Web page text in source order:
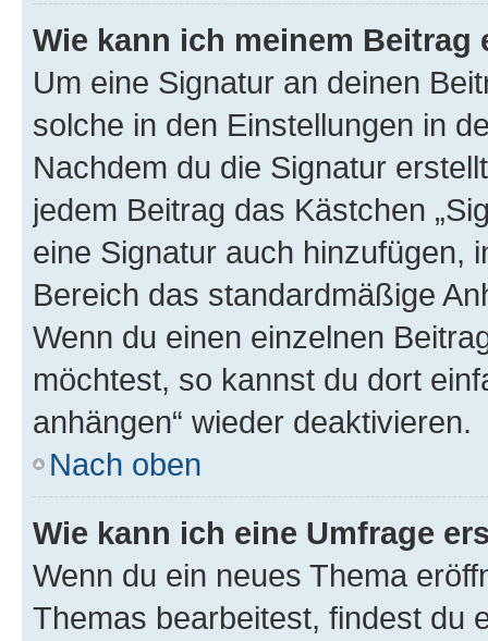
Wie kann ich meinem
Um eine Signatur an deinen
solche in den Einstellungen in
Nachdem du die Signatur
jedem Beitrag das Kästchen
eine Signatur auch hinzufügen,
Bereich das standardmäßige
Wenn du einen einzelnen
möchtest, so kannst du dort
anhängen“ wieder deaktivieren.
Nach oben
Wie kann ich eine Umfrage
Wenn du ein neues Thema
Themas bearbeitest, findest du